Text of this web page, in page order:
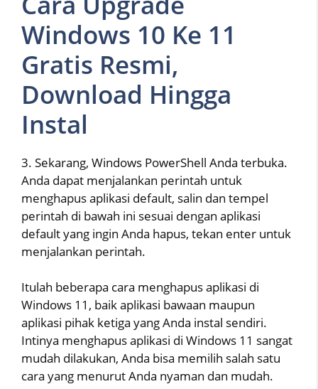
Windows 10 Ke 11
Gratis Resmi,
Download Hingga
Instal
3. Sekarang, Windows PowerShell Anda terbuka.
Anda dapat menjalankan perintah untuk
menghapus aplikasi default, salin dan tempel
perintah di bawah ini sesuai dengan aplikasi
default yang ingin Anda hapus, tekan enter untuk
menjalankan perintah.
Itulah beberapa cara menghapus aplikasi di
Windows 11, baik aplikasi bawaan maupun
aplikasi pihak ketiga yang Anda instal sendiri.
Intinya menghapus aplikasi di Windows 11 sangat
mudah dilakukan, Anda bisa memilih salah satu
cara yang menurut Anda nyaman dan mudah.